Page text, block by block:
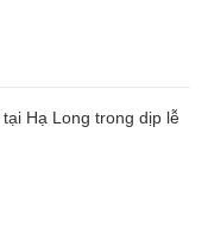
Hạ Long trong dịp lễ